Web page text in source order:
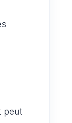
peut